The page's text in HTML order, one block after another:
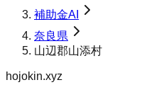
補助金AI
奈良県
山辺郡山添村
hojokin.xyz